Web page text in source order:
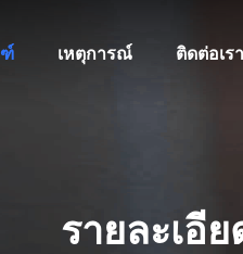
เหตุการณ์ ติดต่อเรา
รายละเอี